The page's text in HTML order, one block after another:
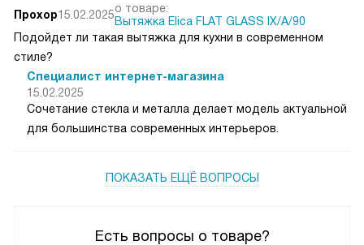
Есть вопросы о товаре?
Прохор15.02.2025о товаре:
Вытяжка Elica FLAT GLASS IX/A/90
Подойдет ли такая вытяжка для кухни в современном
стиле?
Специалист интернет-магазина
15.02.2025
Сочетание стекла и металла делает модель актуальной
для большинства современных интерьеров.
ПОКАЗАТЬ ЕЩЁ ВОПРОСЫ